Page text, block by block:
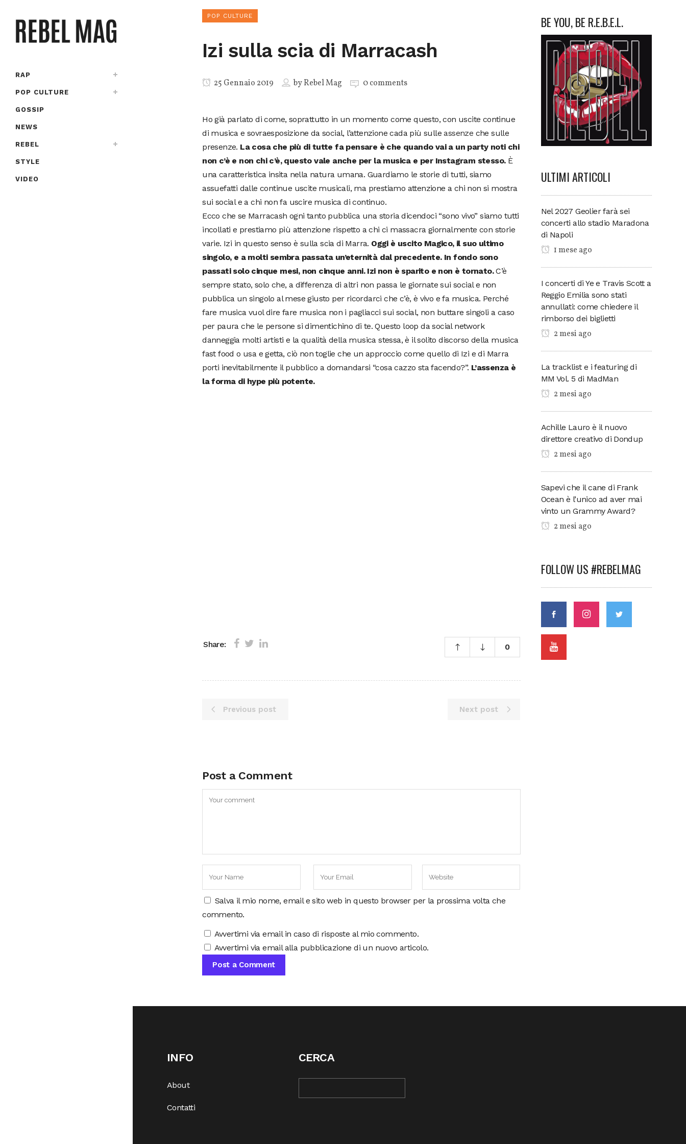
RAP
POP CULTURE
GOSSIP
NEWS
REBEL
STYLE
VIDEO
POP CULTURE
Izi sulla scia di Marracash
25 Gennaio 2019 byRebel Mag 0 comments
Ho già parlato di come, soprattutto in un momento come questo, con uscite continue
di musica e sovraesposizione da social, l’attenzione cada più sulleassenze che sulle
presenze. La cosa che più di tutte fa pensare è che quando vai a un party noti chi
non c’è e non chi c’è, questo vale anche per la musica e per Instagram stesso.È
una caratteristica insita nella natura umana. Guardiamo le storie di tutti, siamo
assuefatti dalle continue uscite musicali, ma prestiamo attenzione a chi non si mostra
sui social e a chi non fa uscire musica di continuo.
Ecco che se Marracash ogni tanto pubblica una storia dicendoci “sono vivo” siamo tutti
incollati e prestiamo più attenzione rispetto a chi ci massacra giornalmente con storie
varie. Izi in questo senso è sulla scia di Marra. Oggi è uscito Magico, il suo ultimo
singolo, e a molti sembra passata un’eternità dal precedente. In fondo sono
passati solo cinque mesi, non cinque anni. Izi non è sparito e non è tornato.C’è
sempre stato, solo che, a differenza di altri non passa le giornate sui social e non
pubblica un singolo al mese giusto per ricordarci che c’è, è vivo e fa musica. Perché
fare musica vuol dire fare musica non i pagliacci sui social, non buttare singoli a caso
per paura che le persone si dimentichino di te. Questo loop da social network
danneggia molti artisti e la qualità della musica stessa, è il solito discorso della musica
fast food o usa e getta, ciò non toglie che un approccio come quello di Izi e di Marra
porti inevitabilmente il pubblico a domandarsi “cosa cazzo sta facendo?”. L’assenza è
la forma di hype più potente.
Share: 0
Previous post Next post
Post a Comment
Salva il mio nome, email e sito web in questo browser per la prossima volta che
commento.
Avvertimi via email in caso di risposte al mio commento.
Avvertimi via email alla pubblicazione di un nuovo articolo.
BE YOU, BE R.E.B.E.L.
ULTIMI ARTICOLI
Nel 2027 Geolier farà sei
concerti allo stadio Maradona
di Napoli
1 mese ago
I concerti di Ye e Travis Scott a
Reggio Emilia sono stati
annullati: come chiedere il
rimborso dei biglietti
2 mesi ago
La tracklist e i featuring di
MM Vol. 5 di MadMan
2 mesi ago
Achille Lauro è il nuovo
direttore creativo di Dondup
2 mesi ago
Sapevi che il cane di Frank
Ocean è l’unico ad aver mai
vinto un Grammy Award?
2 mesi ago
FOLLOW US #REBELMAG
INFO
About
Contatti
CERCA